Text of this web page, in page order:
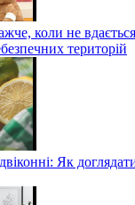
коли не
територій
Як